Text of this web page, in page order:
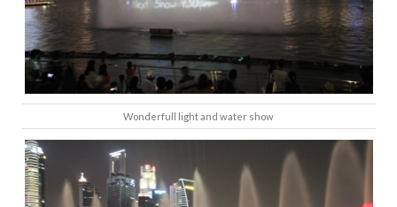
Wonderfull light and water show